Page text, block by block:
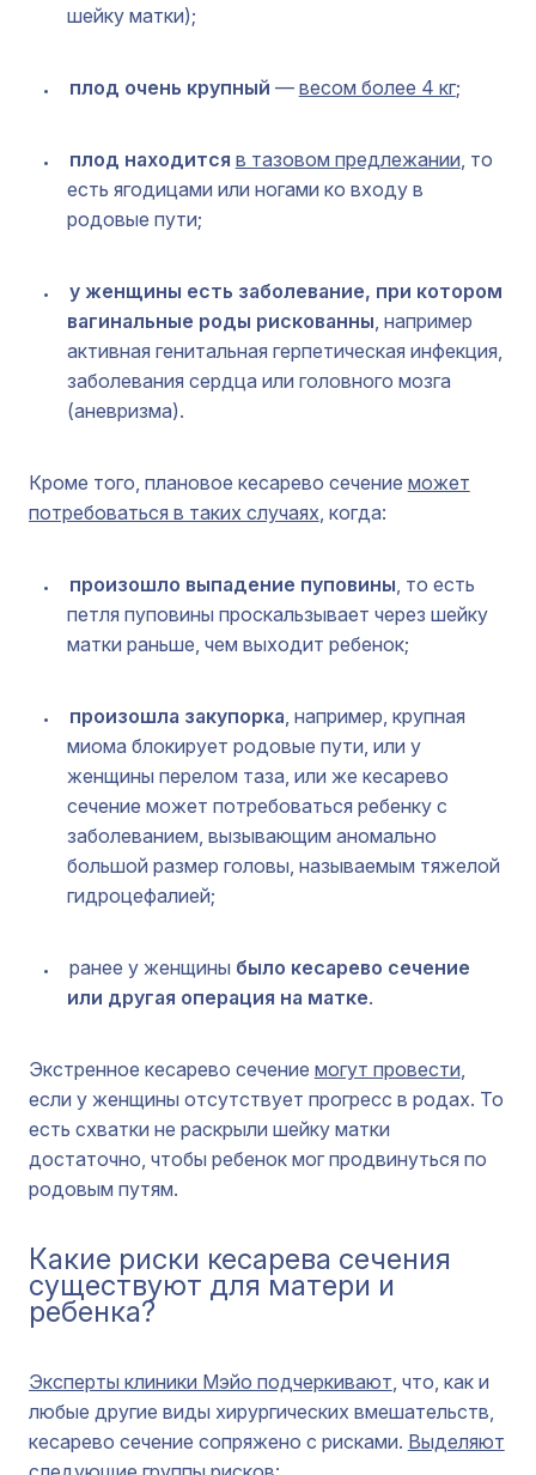
шейку матки);
плод очень крупный — весом более 4 кг;
плод находится в тазовом предлежании, то
есть ягодицами или ногами ко входу в
родовые пути;
у женщины есть заболевание, при котором
вагинальные роды рискованны, например
активная генитальная герпетическая инфекция,
заболевания сердца или головного мозга
(аневризма).
Кроме того, плановое кесарево сечение может
потребоваться в таких случаях, когда:
произошло выпадение пуповины, то есть
петля пуповины проскальзывает через шейку
матки раньше, чем выходит ребенок;
произошла закупорка, например, крупная
миома блокирует родовые пути, или у
женщины перелом таза, или же кесарево
сечение может потребоваться ребенку с
заболеванием, вызывающим аномально
большой размер головы, называемым тяжелой
гидроцефалией;
ранее у женщины было кесарево сечение
или другая операция на матке.
Экстренное кесарево сечение могут провести,
если у женщины отсутствует прогресс в родах. То
есть схватки не раскрыли шейку матки
достаточно, чтобы ребенок мог продвинуться по
родовым путям.
Какие риски кесарева сечения
существуют для матери и
ребенка?
Эксперты клиники Мэйо подчеркивают, что, как и
любые другие виды хирургических вмешательств,
кесарево сечение сопряжено с рисками. Выделяют